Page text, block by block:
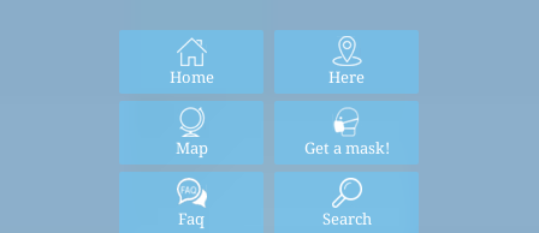
Home Here
Map Get a mask!
Faq Search